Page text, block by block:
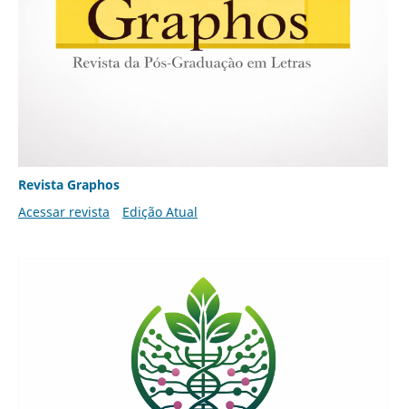
Revista Graphos
Acessar revista
Edição Atual